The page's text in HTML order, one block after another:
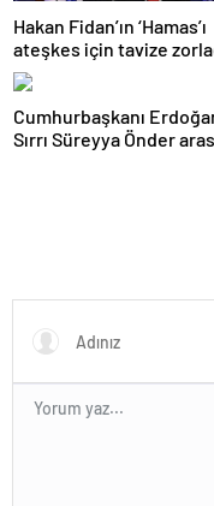
Hakan Fidan’ın ‘Hamas’ı
ateşkes için tavize
iddiasına yalanlama
Cumhurbaşkanı
Sırrı Süreyya Önder